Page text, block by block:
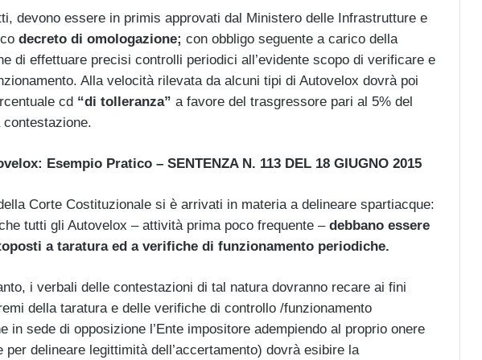
devono essere in primis approvati dal Ministero delle Infrastrutture e
decreto di omologazione; con obbligo seguente a carico della
di effettuare precisi controlli periodici all’evidente scopo di verificare e
Alla velocità rilevata da alcuni tipi di Autovelox dovrà poi
cd “di tolleranza” a favore del trasgressore pari al 5% del
Esempio Pratico – SENTENZA N. 113 DEL 18 GIUGNO 2015
Corte Costituzionale si è arrivati in materia a delineare spartiacque:
tutti gli Autovelox – attività prima poco frequente – debbano essere
a taratura ed a verifiche di funzionamento periodiche.
i verbali delle contestazioni di tal natura dovranno recare ai fini
della taratura e delle verifiche di controllo /funzionamento
in sede di opposizione l’Ente impositore adempiendo al proprio onere
per delineare legittimità dell’accertamento) dovrà esibire la